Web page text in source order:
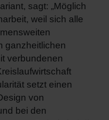
sagt: „Möglich
weil sich alle
ganzheitlichen
verbundenen
setzt einen
von
bei den